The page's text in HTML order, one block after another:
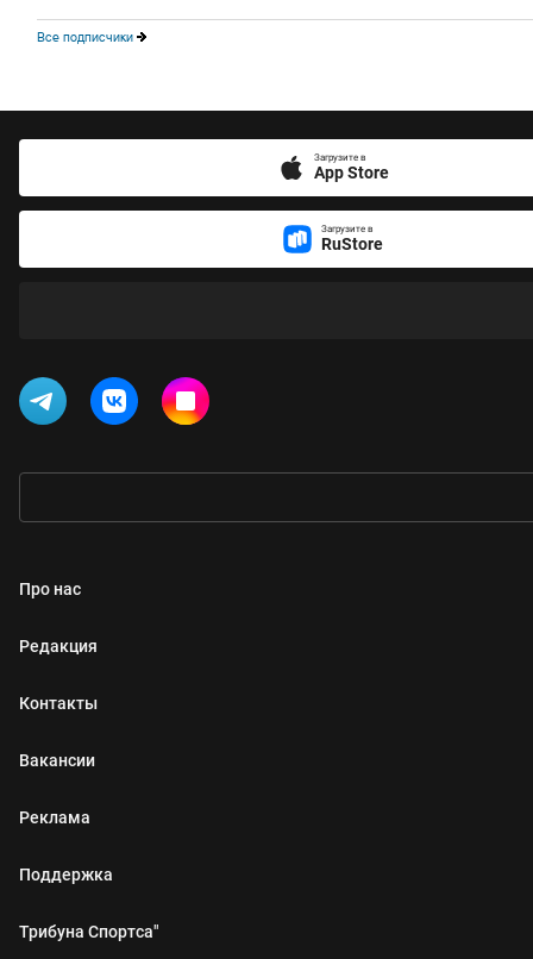
Все подписчики
Загрузите в
App Store
Загрузите в
RuStore
Про нас
Редакция
Контакты
Вакансии
Реклама
Поддержка
Трибуна Спортса"